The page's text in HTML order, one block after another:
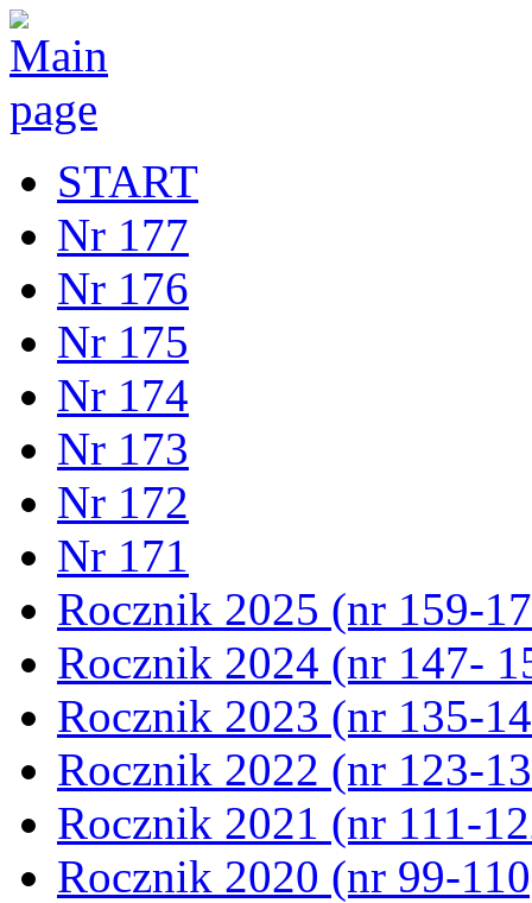
START
Nr 177
Nr 176
Nr 175
Nr 174
Nr 173
Nr 172
Nr 171
Rocznik 2025 (nr 159-
Rocznik 2024 (nr 147-
Rocznik 2023 (nr 135-
Rocznik 2022 (nr 123-
Rocznik 2021 (nr 111-
Rocznik 2020 (nr 99-